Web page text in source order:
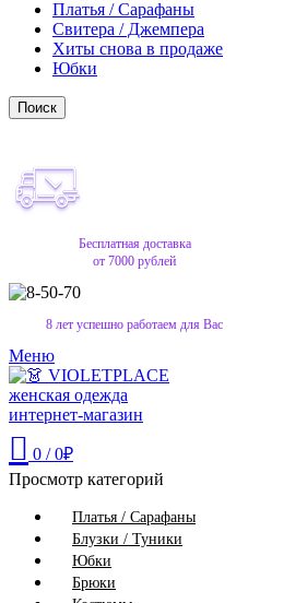
Платья / Сарафаны
Свитера / Джемпера
Хиты снова в продаже
Юбки
Поиск
Бесплатная доставка
от 7000 рублей
8 лет успешно работаем для Вас
Меню
0 / 0₽
Просмотр категорий
Платья / Сарафаны
Блузки / Туники
Юбки
Брюки